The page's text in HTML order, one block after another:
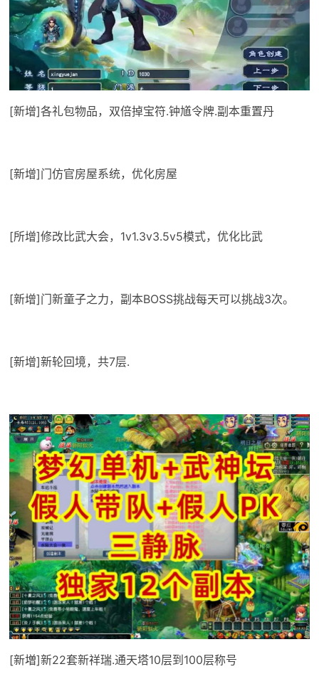
[新增]各礼包物品，双倍掉宝符.钟馗令牌.副本重置丹
[新增]门仿官房屋系统，优化房屋
[所增]修改比武大会，1v1.3v3.5v5模式，优化比武
[新增]门新童子之力，副本BOSS挑战每天可以挑战3次。
[新增]新轮回境，共7层.
[新増]新22套新祥瑞.通天塔10层到100层称号